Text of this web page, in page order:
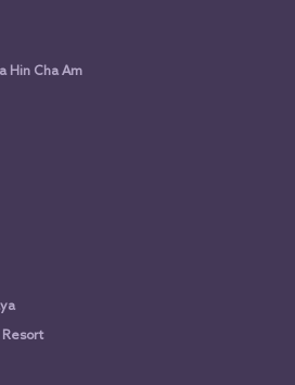
Hin Cha Am